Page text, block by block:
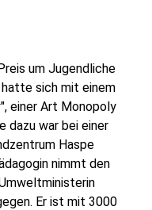
um Jugendliche
sich mit einem
einer Art Monopoly
dazu war bei einer
Haspe
nimmt den
Er ist mit 3000